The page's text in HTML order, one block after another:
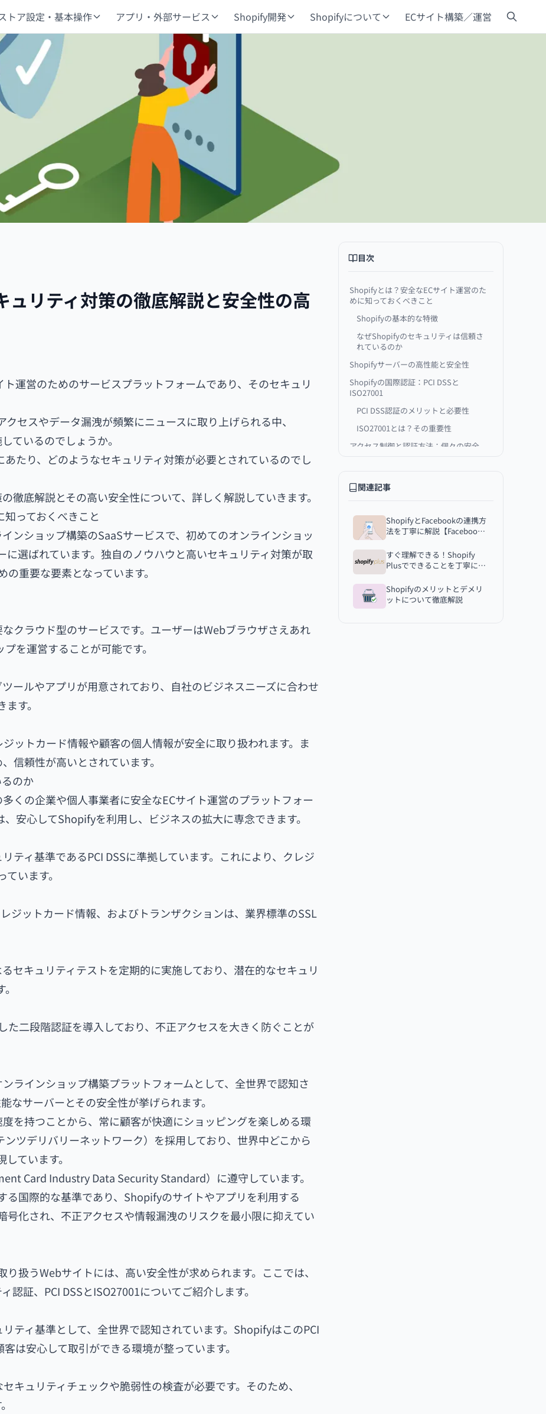
トア設定・基本操作 アプリ・外部サービス Shopify開発 Shopifyについて ECサイト構築／運営
ュリティ対策の徹底解説と安全性の高
運営のためのサービスプラットフォームであり、そのセキュリ
セスやデータ漏洩が頻繁にニュースに取り上げられる中、
ているのでしょうか。
たり、どのようなセキュリティ対策が必要とされているのでし
徹底解説とその高い安全性について、詳しく解説していきます。
っておくべきこと
ンショップ構築のSaaSサービスで、初めてのオンラインショッ
選ばれています。独自のノウハウと高いセキュリティ対策が取
重要な要素となっています。
クラウド型のサービスです。ユーザーはWebブラウザさえあれ
を運営することが可能です。
ールやアプリが用意されており、自社のビジネスニーズに合わせ
す。
ットカード情報や顧客の個人情報が安全に取り扱われます。ま
信頼性が高いとされています。
のか
くの企業や個人事業者に安全なECサイト運営のプラットフォー
安心してShopifyを利用し、ビジネスの拡大に専念できます。
ティ基準であるPCI DSSに準拠しています。これにより、クレジ
います。
ジットカード情報、およびトランザクションは、業界標準のSSL
セキュリティテストを定期的に実施しており、潜在的なセキュリ
た二段階認証を導入しており、不正アクセスを大きく防ぐことが
ラインショップ構築プラットフォームとして、全世界で認知さ
なサーバーとその安全性が挙げられます。
を持つことから、常に顧客が快適にショッピングを楽しめる環
ツデリバリーネットワーク）を採用しており、世界中どこから
ています。
Card Industry Data Security Standard）に遵守しています。
る国際的な基準であり、Shopifyのサイトやアプリを利用する
化され、不正アクセスや情報漏洩のリスクを最小限に抑えてい
扱うWebサイトには、高い安全性が求められます。ここでは、
証、PCI DSSとISO27001についてご紹介します。
ティ基準として、全世界で認知されています。ShopifyはこのPCI
は安心して取引ができる環境が整っています。
キュリティチェックや脆弱性の検査が必要です。そのため、
目次
Shopifyとは？安全なECサイト運営のた
めに知っておくべきこと
Shopifyの基本的な特徴
なぜShopifyのセキュリティは信頼さ
れているのか
Shopifyサーバーの高性能と安全性
Shopifyの国際認証：PCI DSSと
ISO27001
PCI DSS認証のメリットと必要性
ISO27001とは？その重要性
アクセス制御と認証方法：個々の安全
アクセス制限
重要性
SSLのメリット
なぜ常時SSLが重要なのか
24時間体制のセキュリティ監視：ホワ
イトハッカーとは
ホワイトハッカーによる監視体制
関連記事
ShopifyとFacebookの連携方
法を丁寧に解説【Facebook
すぐ理解できる！Shopify
Plusでできることを丁寧に解
Shopifyのメリットとデメリ
ットについて徹底解説